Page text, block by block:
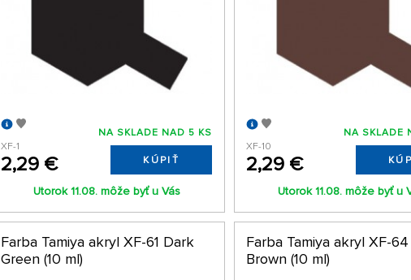
XF-1
2,29 €
NA SKLADE NAD 5 KS
KÚPIŤ
Utorok 11.08. môže byť u Vás
XF-10
2,29 €
NA SKLADE
Utorok 11.08. môže byť u
Farba Tamiya akryl XF-61 Dark
Green (10 ml)
Farba Tamiya akryl XF-
Brown (10 ml)